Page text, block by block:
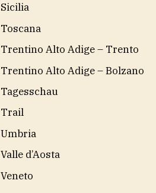
Sicilia
Toscana
Trentino Alto Adige – Trento
Trentino Alto Adige – Bolzano
Tagesschau
Trail
Umbria
Valle d’Aosta
Veneto